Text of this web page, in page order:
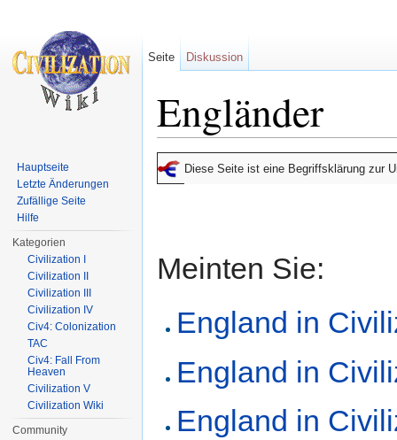
Engländer
Diese Seite ist eine Begriffsklärung zur
Meinten Sie:
England in
England in
England in
Seite Diskussion
Hauptseite
Letzte Änderungen
Zufällige Seite
Hilfe
Kategorien
Civilization I
Civilization II
Civilization III
Civilization IV
Civ4: Colonization
TAC
Civ4: Fall From
Heaven
Civilization V
Civilization Wiki
Community